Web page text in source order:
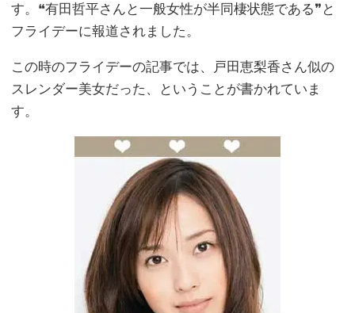
す。❝有田哲平さんと一般女性が半同棲状態である❞と
フライデーに報道されました。
この時のフライデーの記事では、戸田恵梨香さん似の
スレンダー美女だった、ということが書かれていま
す。